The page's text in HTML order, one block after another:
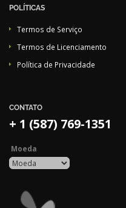
POLÍTICAS
Termos de Serviço
Termos de Licenciamento
Política de Privacidade
CONTATO
+ 1 (587) 769-1351
Moeda